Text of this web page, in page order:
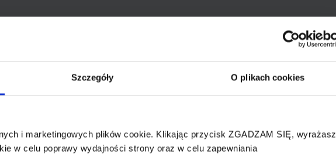
Szczegóły O plikach cookies
i marketingowych plików cookie. Klikając przycisk ZGADZAM SIĘ, wyrażasz
w celu poprawy wydajności strony oraz w celu zapewniania
BASEL MULHOUSE (BSL)